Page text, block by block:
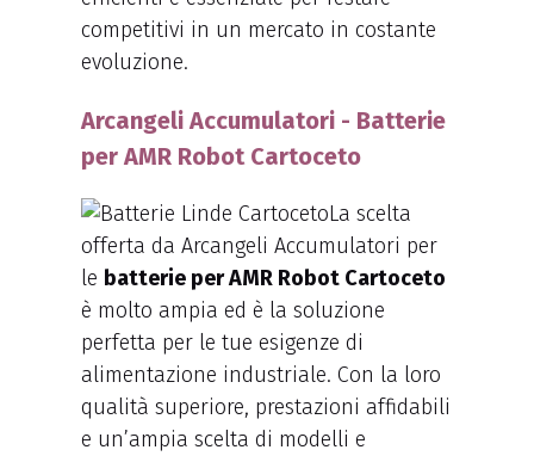
competitivi in un mercato in costante
evoluzione.
Arcangeli Accumulatori - Batterie
per AMR Robot Cartoceto
La scelta
offerta da Arcangeli Accumulatori per
le batterie per AMR Robot Cartoceto
è molto ampia ed è la soluzione
perfetta per le tue esigenze di
alimentazione industriale. Con la loro
qualità superiore, prestazioni affidabili
e un’ampia scelta di modelli e